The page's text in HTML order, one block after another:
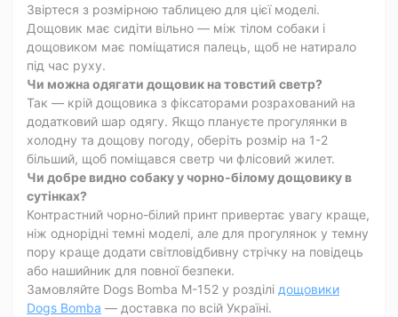
Звіртеся з розмірною таблицею для цієї моделі.
Дощовик має сидіти вільно — між тілом собаки і
дощовиком має поміщатися палець, щоб не натирало
під час руху.
Чи можна одягати дощовик на товстий светр?
Так — крій дощовика з фіксаторами розрахований на
додатковий шар одягу. Якщо плануєте прогулянки в
холодну та дощову погоду, оберіть розмір на 1-2
більший, щоб поміщався светр чи флісовий жилет.
Чи добре видно собаку у чорно-білому дощовику в
сутінках?
Контрастний чорно-білий принт привертає увагу краще,
ніж однорідні темні моделі, але для прогулянок у темну
пору краще додати світловідбивну стрічку на повідець
або нашийник для повної безпеки.
Замовляйте Dogs Bomba M-152 у розділі дощовики
Dogs Bomba — доставка по всій Україні.